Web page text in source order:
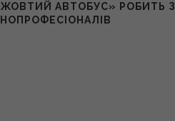
АВТОБУС» РОБИТЬ ЗІ